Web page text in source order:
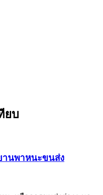
ยบ
านพาหนะขนส่ง